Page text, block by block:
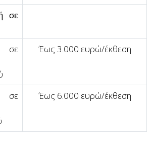
σε
σε
Έως 3.000 ευρώ/έκθεση
σε
Έως 6.000 ευρώ/έκθεση